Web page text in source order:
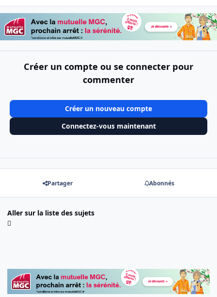
Créer un compte ou se connecter pour
commenter
Créer un nouveau compte
Connectez-vous maintenant
Partager Abonnés
Aller sur la liste des sujets